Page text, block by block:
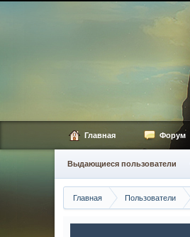
Главная Пользователи
Главная Форум
Выдающиеся пользователи